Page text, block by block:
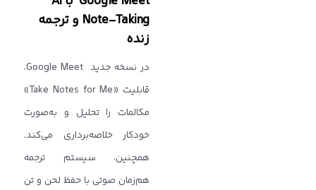
Note-Taking و ترجمه
زنده
در نسخه جدید Google Meet،
قابلیت «Take Notes for Me»
مکالمات را تحلیل و به‌صورت
خودکار خلاصه‌برداری می‌کند.
همچنین، سیستم ترجمه
هم‌زمان صوتی با حفظ لحن و تن